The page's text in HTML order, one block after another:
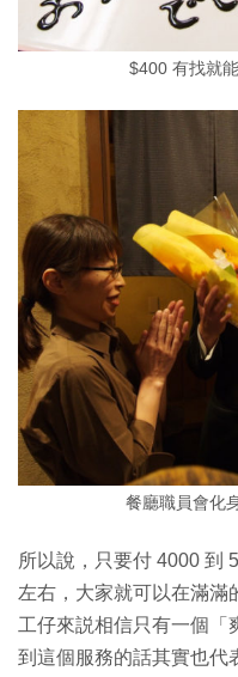
$400 有找就
餐廳職員會化
所以說，只要付 4000 到
左右，大家就可以在滿滿
工仔來説相信只有一個「
到這個服務的話其實也代